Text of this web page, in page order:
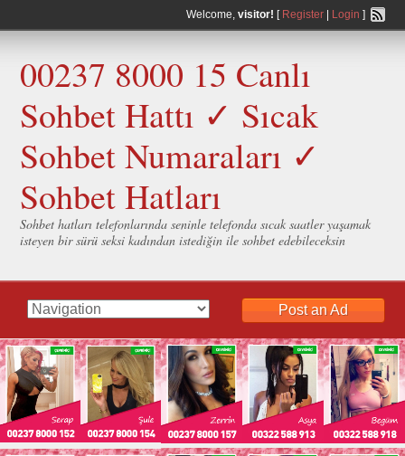
Welcome, visitor! [ Register| Login ]
00237 8000 15 Canlı
Sohbet Hattı ✓ Sıcak
Sohbet Numaraları ✓
Sohbet Hatları
Sohbet hatları telefonlarında seninle telefonda sıcak saatler yaşamak
isteyen bir sürü seksi kadından istediğin ile sohbet edebileceksin
Post an Ad